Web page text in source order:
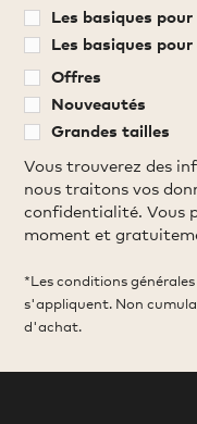
Les basiques
Les basiques
Offres
Nouveautés
Grandes tailles
Vous trouverez des
nous traitons vos
confidentialité. Vous
moment et
*Les conditions
s'appliquent. Non
d'achat.